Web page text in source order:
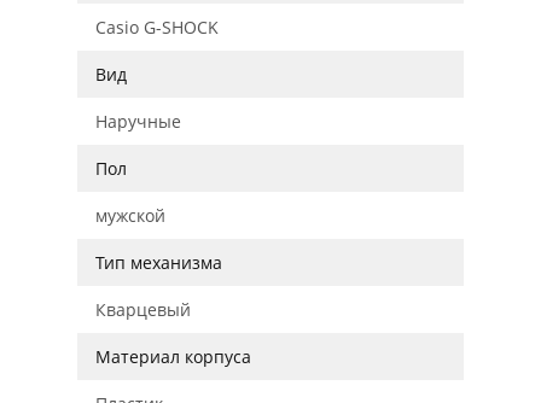
Casio G-SHOCK
Вид
Наручные
Пол
мужской
Тип механизма
Кварцевый
Материал корпуса